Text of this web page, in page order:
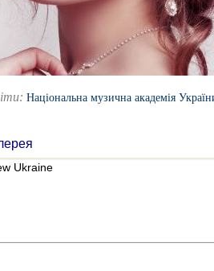
Національна музична академія
Ukraine